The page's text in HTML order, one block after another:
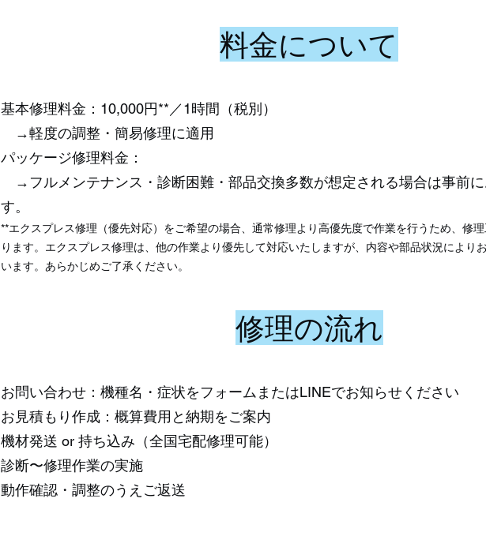
料金について
基本修理料金：10,000円**／1時間（税別）
→軽度の調整・簡易修理に適用
パッケージ修理料金：
→フルメンテナンス・診断困難・部品交換多数が想定される場合は事前
す。
**エクスプレス修理（優先対応）をご希望の場合、通常修理より高優先度で作業を行うため、修
ります。エクスプレス修理は、他の作業より優先して対応いたしますが、内容や部品状況により
います。あらかじめご了承ください。
修理の流れ
お問い合わせ：機種名・症状をフォームまたはLINEでお知らせください
お見積もり作成：概算費用と納期をご案内
機材発送 or 持ち込み（全国宅配修理可能）
診断〜修理作業の実施
動作確認・調整のうえご返送